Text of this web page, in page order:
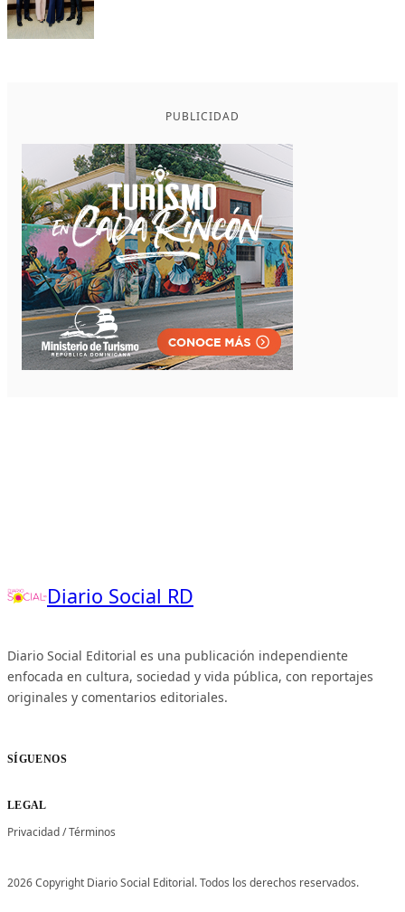
PUBLICIDAD
Diario Social RD
Diario Social Editorial es una publicación independiente
enfocada en cultura, sociedad y vida pública, con reportajes
originales y comentarios editoriales.
SÍGUENOS
LEGAL
Privacidad/Términos
2026 Copyright Diario Social Editorial. Todos los derechos reservados.